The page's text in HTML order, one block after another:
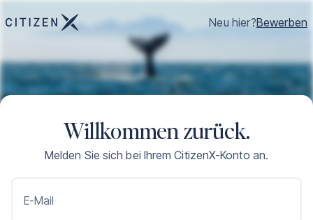
Neu hier?Bewerben
Willkommen zurück.
Melden Sie sich bei Ihrem CitizenX-Konto an.
E-Mail